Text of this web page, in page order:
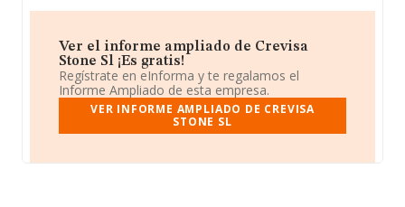
Ver el informe ampliado de Crevisa
Stone Sl ¡Es gratis!
Regístrate en eInforma y te regalamos el
Informe Ampliado de esta empresa.
VER INFORME AMPLIADO DE CREVISA
STONE SL